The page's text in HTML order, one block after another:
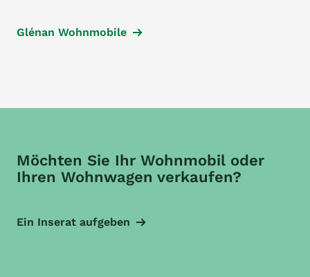
Glénan Wohnmobile
Möchten Sie Ihr Wohnmobil oder
Ihren Wohnwagen verkaufen?
Ein Inserat aufgeben